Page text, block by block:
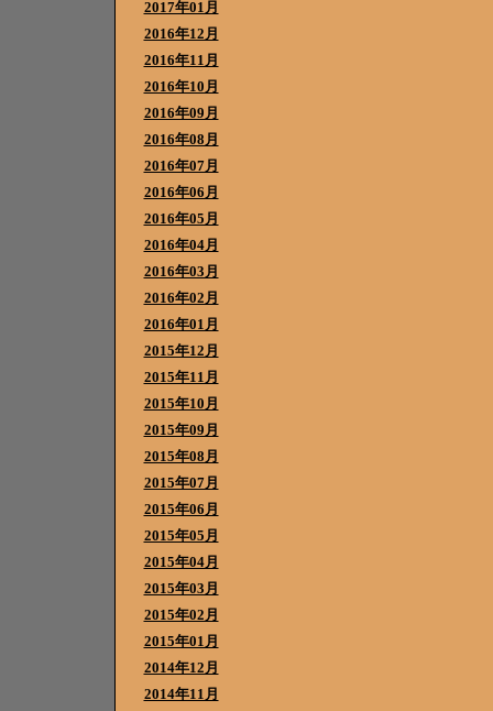
2017年01月
2016年12月
2016年11月
2016年10月
2016年09月
2016年08月
2016年07月
2016年06月
2016年05月
2016年04月
2016年03月
2016年02月
2016年01月
2015年12月
2015年11月
2015年10月
2015年09月
2015年08月
2015年07月
2015年06月
2015年05月
2015年04月
2015年03月
2015年02月
2015年01月
2014年12月
2014年11月